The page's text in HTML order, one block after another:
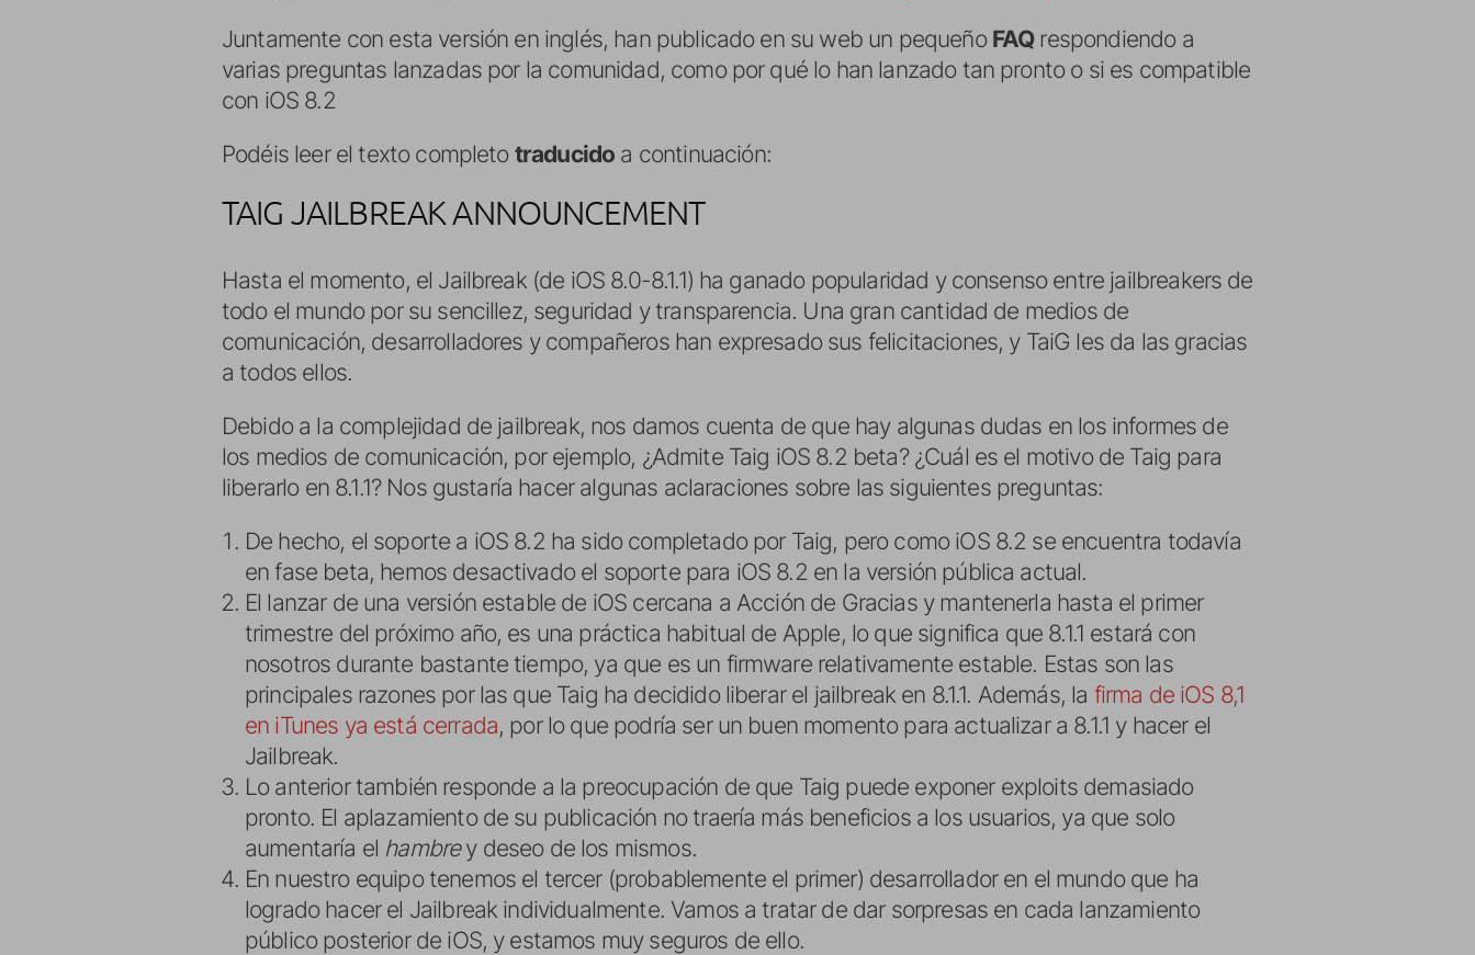
Juntamente con esta versión en inglés, han publicado en su web un pequeño FAQrespondiendo a
varias preguntas lanzadas por la comunidad, como por qué lo han lanzado tan pronto o si es compatible
con iOS 8.2
Podéis leer el texto completo traducido a continuación:
TAIG JAILBREAK ANNOUNCEMENT
Hasta el momento, el Jailbreak (de iOS 8.0-8.1.1) ha ganado popularidad y consenso entre jailbreakers de
todo el mundo por su sencillez, seguridad y transparencia. Una gran cantidad de medios de
comunicación, desarrolladores y compañeros han expresado sus felicitaciones, y TaiG les da las gracias
a todos ellos.
Debido a la complejidad de jailbreak, nos damos cuenta de que hay algunas dudas en los informes de
los medios de comunicación, por ejemplo, ¿Admite Taig iOS 8.2 beta? ¿Cuál es el motivo de Taig para
liberarlo en 8.1.1? Nos gustaría hacer algunas aclaraciones sobre las siguientes preguntas:
De hecho, el soporte a iOS 8.2 ha sido completado por Taig, pero como iOS 8.2 se encuentra todavía
en fase beta, hemos desactivado el soporte para iOS 8.2 en la versión pública actual.
El lanzar de una versión estable de iOS cercana a Acción de Gracias y mantenerla hasta el primer
trimestre del próximo año, es una práctica habitual de Apple, lo que significa que 8.1.1 estará con
nosotros durante bastante tiempo, ya que es un firmware relativamente estable. Estas son las
principales razones por las que Taig ha decidido liberar el jailbreak en 8.1.1. Además, la firma de iOS 8,1
en iTunes ya está cerrada, por lo que podría ser un buen momento para actualizar a 8.1.1 y hacer el
Jailbreak.
Lo anterior también responde a la preocupación de que Taig puede exponer exploits demasiado
pronto. El aplazamiento de su publicación no traería más beneficios a los usuarios, ya que solo
aumentaría el hambrey deseo de los mismos.
En nuestro equipo tenemos el tercer (probablemente el primer) desarrollador en el mundo que ha
logrado hacer el Jailbreak individualmente. Vamos a tratar de dar sorpresas en cada lanzamiento
público posterior de iOS, y estamos muy seguros de ello.